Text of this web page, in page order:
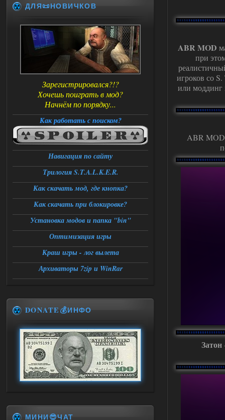
ABR MOD
при
игроков со
или моддинг
ABR MOD
Затон
ДЛЯ📜НОВИЧКОВ
Зарегистрировался?!?
Хочешь поиграть в мод?
Начнём по порядку...
Как работать с поиском?
Навигация по сайту
Трилогия S.T.A.L.K.E.R.
Как скачать мод, где кнопка?
Как скачать при блокировке?
Установка модов и папка "bin"
Оптимизация игры
Краш игры - лог вылета
Архиваторы 7zip и WinRar
DONATE💰ИНФО
МИНИ😎ЧАТ